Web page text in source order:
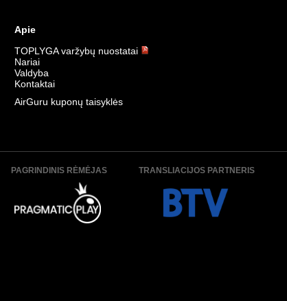
Apie
TOPLYGA varžybų nuostatai
Nariai
Valdyba
Kontaktai
AirGuru kuponų taisyklės
PAGRINDINIS RĖMĖJAS TRANSLIACIJOS PARTNERIS